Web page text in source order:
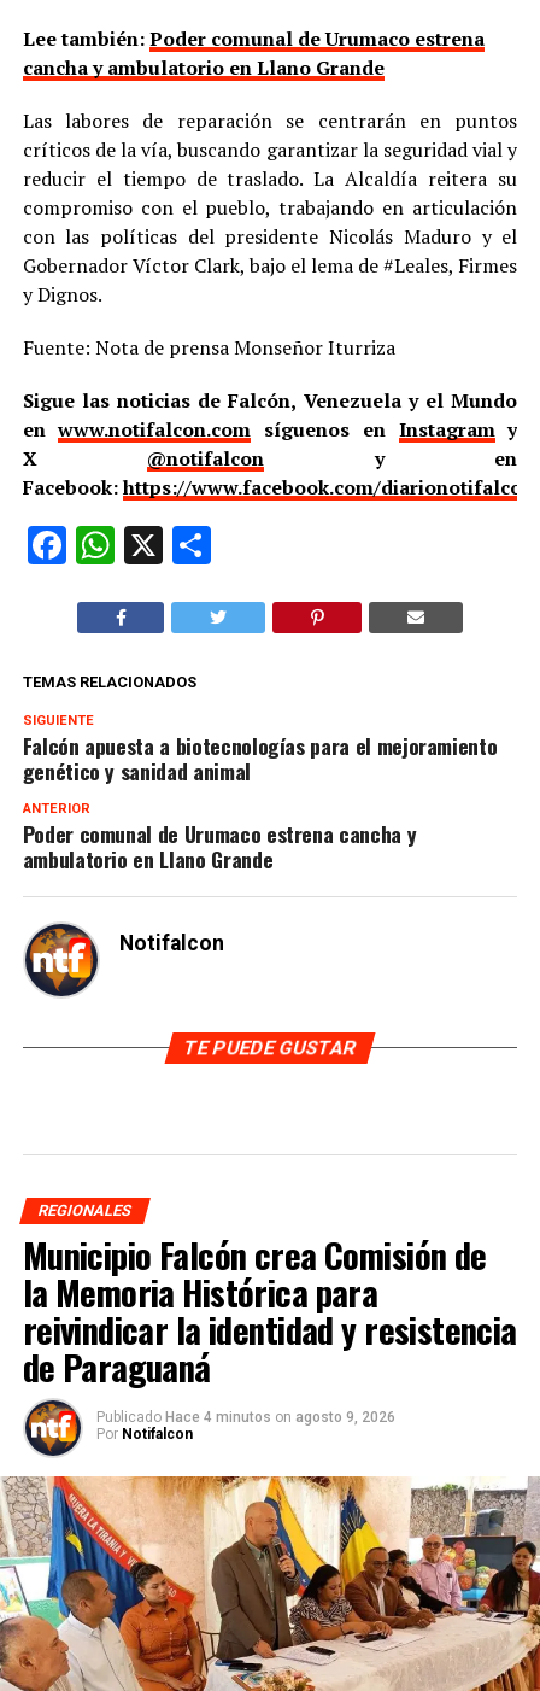
Lee también:Poder comunal de Urumaco estrena
cancha y ambulatorio en Llano Grande
​Las labores de reparación se centrarán en puntos
críticos de la vía, buscando garantizar la seguridad vial y
reducir el tiempo de traslado. La Alcaldía reitera su
compromiso con el pueblo, trabajando en articulación
con las políticas del presidente Nicolás Maduro y el
Gobernador Víctor Clark, bajo el lema de #Leales, Firmes
y Dignos.
Fuente: Nota de prensa Monseñor Iturriza
Sigue las noticias de Falcón, Venezuela y el Mundo
enwww.notifalcon.com síguenos en Instagramy
X @notifalcon y en
Facebook:https://www.facebook.com/
Facebook
WhatsApp
X Compartir
TEMAS RELACIONADOS
SIGUIENTE
Falcón apuesta a biotecnologías para el mejoramiento
genético y sanidad animal
ANTERIOR
Poder comunal de Urumaco estrena cancha y
ambulatorio en Llano Grande
Notifalcon
TE PUEDE GUSTAR
REGIONALES
Municipio Falcón crea Comisión de
la Memoria Histórica para
reivindicar la identidad y resistencia
de Paraguaná
Publicado Hace 4 minutos on agosto 9, 2026
Por Notifalcon